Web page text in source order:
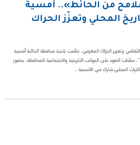
من الحائط».. أمسية
المحلي وتعزّز الحراك
وتعزيز الحراك المعرفي، نظّمت بلدية محافظة الحائط أمسية
سلّطت الضوء على الجوانب التاريخية والاجتماعية للمحافظة، بحضور
المحلي.شارك في الأمسية ...